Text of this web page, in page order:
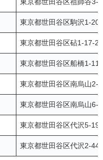
東京都世田谷区駒沢1-
東京都世田谷区砧1-17-
東京都世田谷区船橋1-
東京都世田谷区南烏山
東京都世田谷区南烏山
東京都世田谷区代沢5-
東京都世田谷区代沢2-